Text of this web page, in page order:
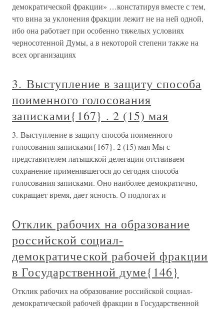
демократической фракции» …констатируя вместе с тем,
что вина за уклонения фракции лежит не на ней одной,
ибо она работает при особенно тяжелых условиях
черносотенной Думы, а в некоторой степени также на
всех организациях
3. Выступление в защиту способа
поименного голосования
записками{167} . 2 (15) мая
3. Выступление в защиту способа поименного
голосования записками{167}. 2 (15) мая Мы с
представителем латышской делегации отстаиваем
сохранение применявшегося до сегодня способа
голосования записками. Оно наиболее демократично,
сокращает время, дает ясность. О подлогах и
Отклик рабочих на образование
российской социал-
демократической рабочей фракции
в Государственной думе{146}
Отклик рабочих на образование российской социал-
демократической рабочей фракции в Государственной